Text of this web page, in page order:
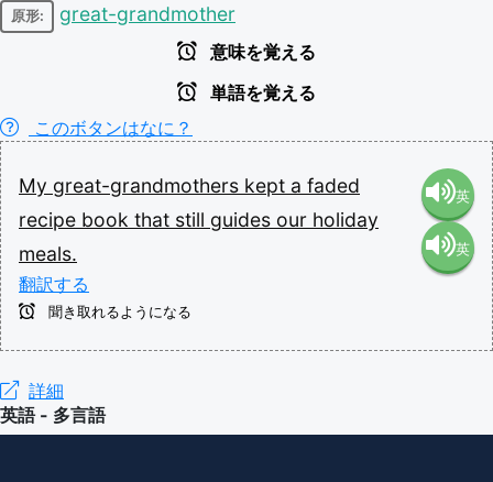
原形: great-grandmother
意味を覚える
単語を覚える
このボタンはなに？
My great-grandmothers kept a faded
recipe book that still guides our holiday
meals.
翻訳する
英
語（米
英
聞き取れるようになる
詳細
英語 - 多言語